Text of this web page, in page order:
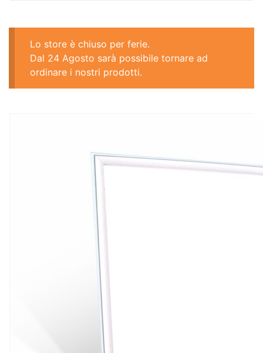
Lo store è chiuso per ferie.
Dal 24 Agosto sarà possibile tornare ad
ordinare i nostri prodotti.